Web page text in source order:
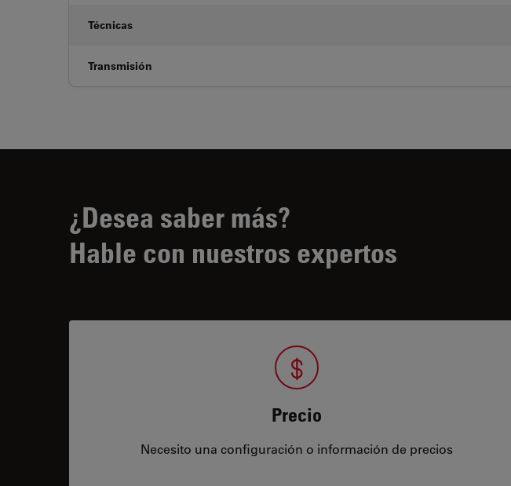
Técnicas
Transmisión
¿Desea saber más?
Hable con nuestros expertos
Precio
Necesito una configuración o información de precios